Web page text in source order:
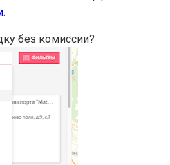
.
без комиссии?